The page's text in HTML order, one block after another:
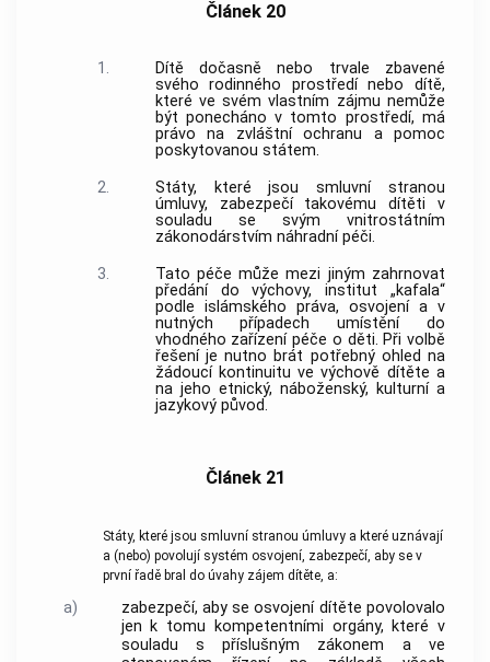
Článek 20
1.
Dítě dočasně nebo trvale zbavené
svého rodinného prostředí nebo dítě,
které ve svém vlastním zájmu nemůže
být ponecháno v tomto prostředí, má
právo na zvláštní ochranu a pomoc
poskytovanou státem.
2.
Státy, které jsou smluvní stranou
úmluvy, zabezpečí takovému dítěti v
souladu se svým vnitrostátním
zákonodárstvím náhradní péči.
3.
Tato péče může mezi jiným zahrnovat
předání do výchovy, institut „kafala“
podle islámského práva, osvojení a v
nutných případech umístění do
vhodného zařízení péče o děti. Při volbě
řešení je nutno brát potřebný ohled na
žádoucí kontinuitu ve výchově dítěte a
na jeho etnický, náboženský, kulturní a
jazykový původ.
Článek 21
Státy, které jsou smluvní stranou úmluvy a které uznávají
a (nebo) povolují systém osvojení, zabezpečí, aby se v
první řadě bral do úvahy zájem dítěte, a:
a)
zabezpečí, aby se osvojení dítěte povolovalo
jen k tomu kompetentními orgány, které v
souladu s příslušným zákonem a ve